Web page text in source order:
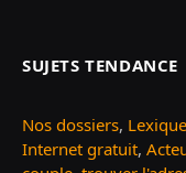
SUJETS TENDANCE
Nos dossiers,
Internet gratuit,